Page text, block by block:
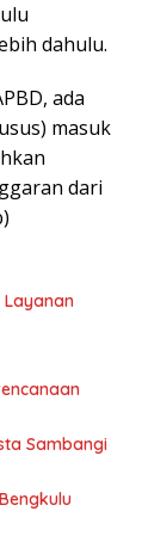
dahulu.
ada
masuk
dari
Layanan
Sambangi